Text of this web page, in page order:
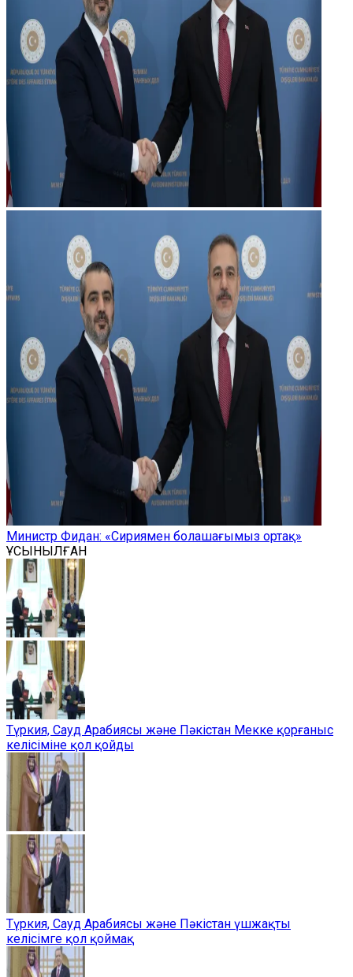
Министр Фидан: «Сириямен болашағымыз ортақ»
ҰСЫНЫЛҒАН
Түркия, Сауд Арабиясы және Пәкістан Мекке қорғаныс
келісіміне қол қойды
Түркия, Сауд Арабиясы және Пәкістан үшжақты
келісімге қол қоймақ